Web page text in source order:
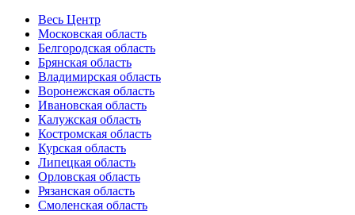
Весь Центр
Московская область
Белгородская область
Брянская область
Владимирская область
Воронежская область
Ивановская область
Калужская область
Костромская область
Курская область
Липецкая область
Орловская область
Рязанская область
Смоленская область